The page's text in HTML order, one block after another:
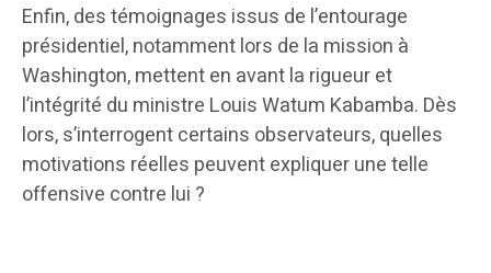
Enfin, des témoignages issus de l’entourage
présidentiel, notamment lors de la mission à
Washington, mettent en avant la rigueur et
l’intégrité du ministre Louis Watum Kabamba. Dès
lors, s’interrogent certains observateurs, quelles
motivations réelles peuvent expliquer une telle
offensive contre lui ?